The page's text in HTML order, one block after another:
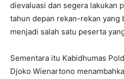
dievaluasi dan segera lakukan
tahun depan rekan-rekan
menjadi salah satu peserta
Sementara itu Kabidhumas
Djoko Wienartono